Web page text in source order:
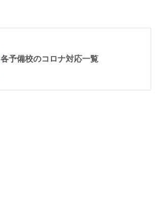
各予備校のコロナ対応一覧